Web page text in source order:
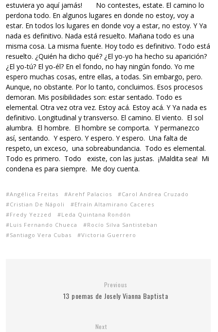
estuviera yo aquí jamás! No contestes, estate. El camino lo
perdona todo. En algunos lugares en donde no estoy, voy a
estar. En todos los lugares en donde voy a estar, no estoy. Y Ya
nada es definitivo. Nada está resuelto. Mañana todo es una
misma cosa. La misma fuente. Hoy todo es definitivo. Todo está
resuelto. ¿Quién ha dicho qué? ¿El yo-yo ha hecho su aparición?
¿El yo-tú? El yo-él? En el fondo, no hay ningún fondo. Yo me
espero muchas cosas, entre ellas, a todas. Sin embargo, pero.
Aunque, no obstante. Por lo tanto, concluimos. Esos procesos
demoran. Mis posibilidades son: estar sentado. Todo es
elemental. Otra vez otra vez. Estoy acá. Estoy acá. Y Ya nada es
definitivo. Longitudinal y transverso. El camino. El viento. El sol
alumbra. El hombre. El hombre se comporta. Y permanezco
así, sentando. Y espero. Y espero. Y espero. Una falta de
respeto, un exceso, una sobreabundancia. Todo es elemental.
Todo es primero. Todo existe, con las justas. ¡Maldita sea! Mi
condena es para siempre. Me doy cuenta.
Angélica Freitas Arehf Palacios
Carol Andrea Cruzado
Cristian De Nápoli
Efraín Altamirano Caceres
Fredy Yezzed
Leda Quintana Rondón
Luis Fernando Chueca
Rocío Silva Santisteban
Santiago Vera Cubas
Victoria Guerrero
Previous
13 poemas de Josely Vianna Baptista
Next